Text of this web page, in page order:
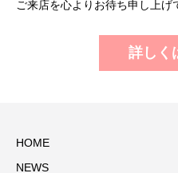
ご来店を心よりお待ち申し上げ
詳しく
HOME
NEWS